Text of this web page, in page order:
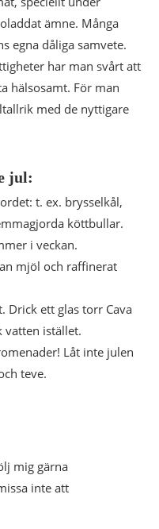
ämne. Många
egna dåliga samvete.
har man svårt att
hälsosamt. För man
med de nyttigare
jul:
t. ex. brysselkål,
köttbullar.
i veckan.
mjöl och raffinerat
Drick ett glas torr Cava
vatten istället.
Låt inte julen
teve.
mig gärna
inte att